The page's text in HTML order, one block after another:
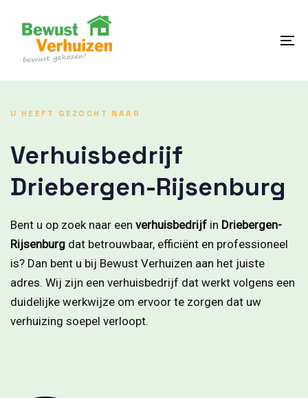
content
U HEEFT GEZOCHT NAAR
Verhuisbedrijf
Driebergen-Rijsenburg
Bent u op zoek naar een verhuisbedrijf in Driebergen-
Rijsenburg dat betrouwbaar, efficiënt en professioneel
is? Dan bent u bij Bewust Verhuizen aan het juiste
adres. Wij zijn een verhuisbedrijf dat werkt volgens een
duidelijke werkwijze om ervoor te zorgen dat uw
verhuizing soepel verloopt.